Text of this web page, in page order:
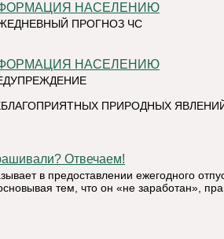
НАСЕЛЕНИЮ
ПРОГНОЗ ЧС
НАСЕЛЕНИЮ
ПРИРОДНЫХ
Отвечаем!
в предоставлении ежегодного
тем, что он «не заработан»,